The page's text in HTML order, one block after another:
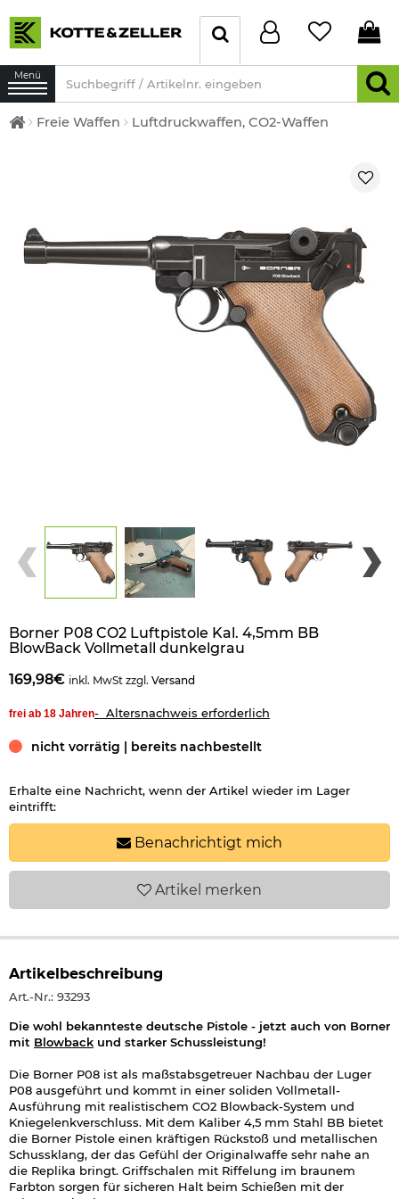
Menü
Freie Waffen Luftdruckwaffen, CO2-Waffen
Borner P08 CO2 Luftpistole Kal. 4,5mm BB
BlowBack Vollmetall dunkelgrau
169,98€ inkl. MwSt zzgl. Versand
frei ab 18 Jahren- Altersnachweis erforderlich
nicht vorrätig | bereits nachbestellt
Erhalte eine Nachricht, wenn der Artikel wieder im Lager
eintrifft:
Benachrichtigt mich
Artikel merken
Artikelbeschreibung
Art.-Nr.: 93293
Die wohl bekannteste deutsche Pistole - jetzt auch von Borner
mit Blowback und starker Schussleistung!
Die Borner P08 ist als maßstabsgetreuer Nachbau der Luger
P08 ausgeführt und kommt in einer soliden Vollmetall-
Ausführung mit realistischem CO2 Blowback-System und
Kniegelenkverschluss. Mit dem Kaliber 4,5 mm Stahl BB bietet
die Borner Pistole einen kräftigen Rückstoß und metallischen
Schussklang, der das Gefühl der Originalwaffe sehr nahe an
die Replika bringt. Griffschalen mit Riffelung im braunem
Farbton sorgen für sicheren Halt beim Schießen mit der